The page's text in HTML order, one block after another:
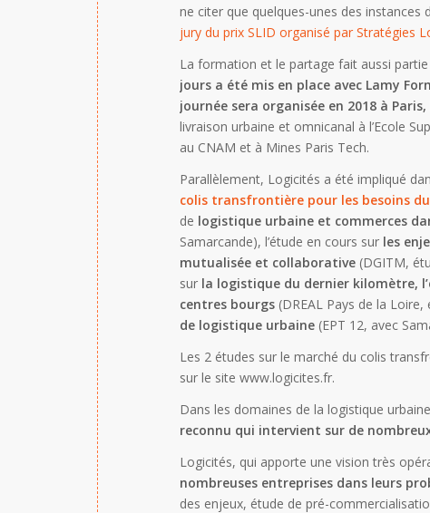
ne citer que quelques-unes des instances
jury du prix SLID organisé par Stratégies
La formation et le partage fait aussi
jours a été mis en place avec Lamy
journée sera organisée en 2018 à
livraison urbaine et omnicanal à l’Ecole
au CNAM et à Mines Paris Tech.
Parallèlement, Logicités a été impliqué
colis transfrontière pour les besoins
de logistique urbaine et commerces
Samarcande), l’étude en cours sur les
mutualisée et collaborative (DGITM,
sur la logistique du dernier kilomètre,
centres bourgs (DREAL Pays de la
de logistique urbaine (EPT 12, avec
Les 2 études sur le marché du colis
sur le site www.logicites.fr.
Dans les domaines de la logistique
reconnu qui intervient sur de
Logicités, qui apporte une vision très
nombreuses entreprises dans leurs
des enjeux, étude de pré-